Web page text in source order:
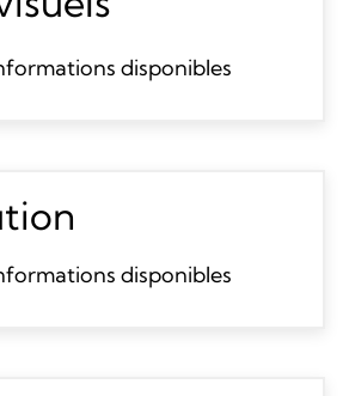
disponibles
disponibles